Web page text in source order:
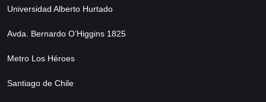
Universidad Alberto Hurtado
Avda. Bernardo O’Higgins 1825
Metro Los Héroes
Santiago de Chile